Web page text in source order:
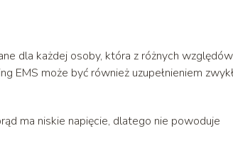
dla każdej osoby, która z różnych
EMS może być również uzupełnieniem
ma niskie napięcie, dlatego nie powoduje